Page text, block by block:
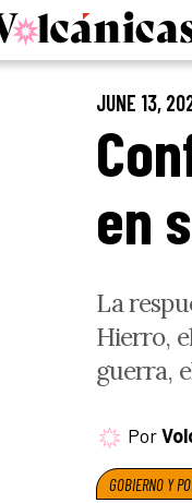
JUNE 13,
en
La
Hierro,
guerra,
Por
GOBIERNO Y